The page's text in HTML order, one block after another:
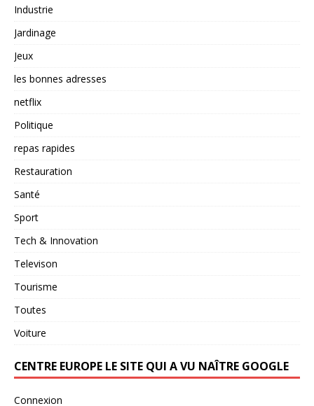
Industrie
Jardinage
Jeux
les bonnes adresses
netflix
Politique
repas rapides
Restauration
Santé
Sport
Tech & Innovation
Televison
Tourisme
Toutes
Voiture
CENTRE EUROPE LE SITE QUI A VU NAÎTRE GOOGLE
Connexion